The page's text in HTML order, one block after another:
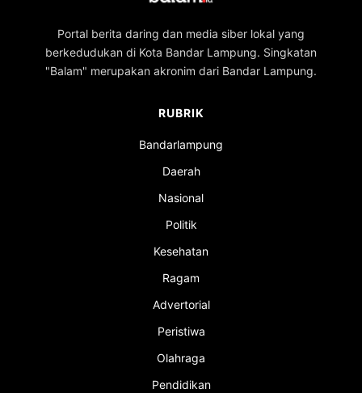
Portal berita daring dan media siber lokal yang
berkedudukan di Kota Bandar Lampung. Singkatan
"Balam" merupakan akronim dari Bandar Lampung.
RUBRIK
Bandarlampung
Daerah
Nasional
Politik
Kesehatan
Ragam
Advertorial
Peristiwa
Olahraga
Pendidikan